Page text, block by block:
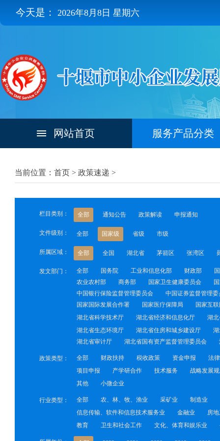
今天是： 2026年8月8日 星期六
网站首页 服务产品分类
当前位置：首页 > 政策速递 >
栏目类别： 全部 通知公告 政策解读 申报通知
文件级别： 全部 国家级 省级 市级
所属区域： 全部 全国 湖北省 茅箭区 张湾区
发文部门： 全部 国务院 工业和信息化部 财政部
农业农村部
商务部 国家卫生健康委员会
中国银行保险监督管理委员会
中国证券监督管理委
国家国际发展合作署
国家医疗保障局
国家互
湖北省科学技术厅
湖北省经济和信息化厅
湖
湖北省生态环境厅
湖北省住房和城乡建设厅
湖北省审计厅
湖北省国有资产监督管理委员会
政策类型： 全部 财政扶持 税收政策 资金申报
法
项目申报
产学研合作 技术服务
战略发展
其他
小微企业
行业类型： 全部 农、林、牧、渔业 采矿业
制造业
信息传输、软件和信息技术服务业
金融业
房
教育
卫生和社会工作 文化、体育和娱乐业